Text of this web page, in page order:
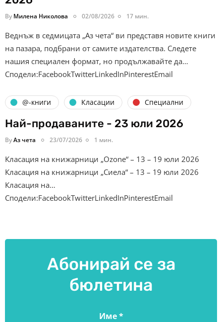
By Милена Николова 02/08/2026 17 мин.
Веднъж в седмицата „Аз чета“ ви представя новите книги
на пазара, подбрани от самите издателства. Следете
нашия специален формат, но продължавайте да…
Сподели:FacebookTwitterLinkedInPinterestEmail
@-книги Класации Специални
Най-продаваните - 23 юли 2026
ByАз чета 23/07/2026 1 мин.
Класация на книжарници „Ozone“ – 13 – 19 юли 2026
Класация на книжарници „Сиела“ – 13 – 19 юли 2026
Класация на…
Сподели:FacebookTwitterLinkedInPinterestEmail
Абонирай се за
бюлетина
Име*